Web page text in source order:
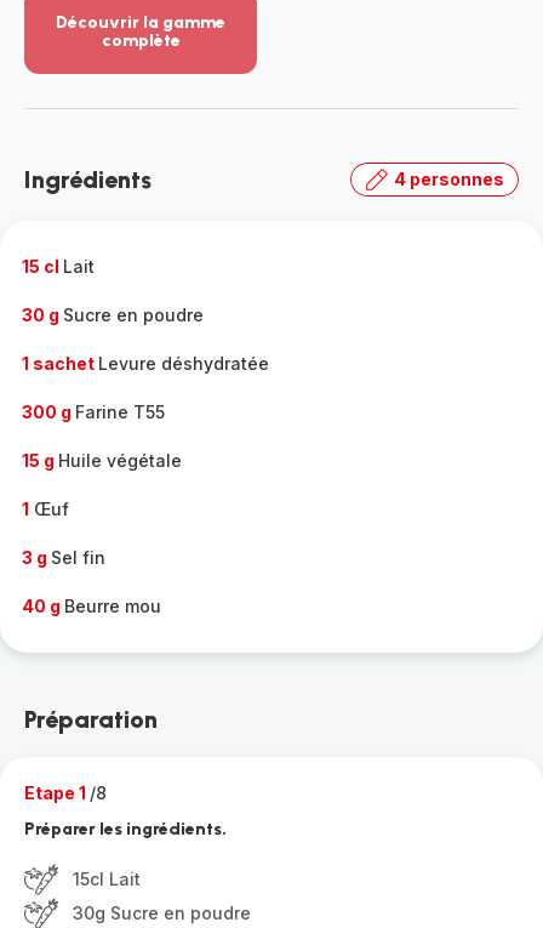
Découvrir la gamme
complète
-
gamme
Ingrédients 4 personnes
15 cl Lait
30 g Sucre en poudre
1 sachet Levure déshydratée
300 g Farine T55
15 g Huile végétale
1 Œuf
3 g Sel fin
40 g Beurre mou
Préparation
Etape 1 /8
Préparer les ingrédients.
15cl Lait
30g Sucre en poudre